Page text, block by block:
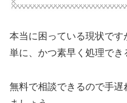
本当に困っている現状で
単に、かつ素早く処理でき
無料で相談できるので手